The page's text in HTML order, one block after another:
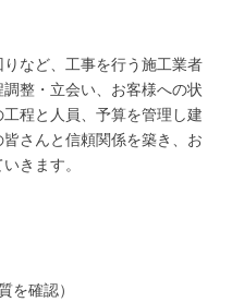
など、工事を行う施工業者
整・立会い、お客様への状
程と人員、予算を管理し建
さんと信頼関係を築き、お
きます。
確認）